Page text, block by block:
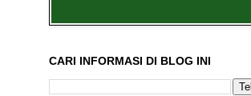
CARI INFORMASI DI BLOG INI